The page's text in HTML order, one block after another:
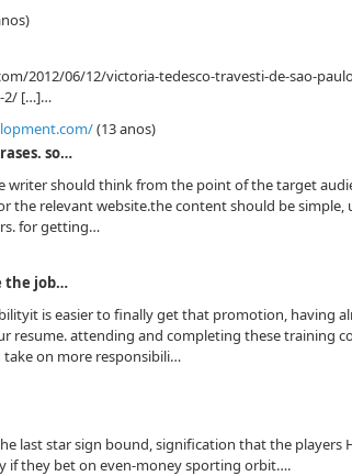
2012/06/12/victoria-tedesco-travesti-de-sao-
2/ […]…
(13 anos)
so…
writer should think from the point of the target
the relevant website.the content should be simple,
for getting…
the job…
is easier to finally get that promotion, having
resume. attending and completing these training
on more responsibili…
last star sign bound, signification that the players
if they bet on even-money sporting orbit….